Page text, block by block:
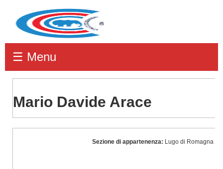
☰ Menu
Mario Davide Arace
Davide
Sezione di appartenenza: Lugo di Romagna